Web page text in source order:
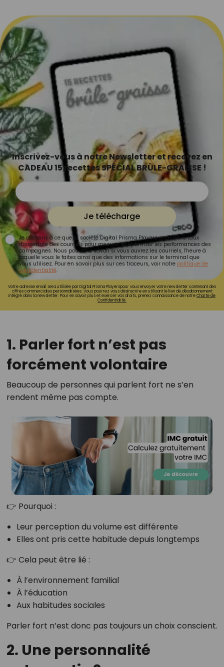
Inscrivez-vous à notre Newsletter et recevez en
CADEAU 15 recettes SPÉCIAL BRÛLE-GRAISSE !
Je télécharge
Je consens à ce que la société Digital Prisma Players analyse le taux
d'ouverture des courriels pour mesurer et optimiser les performances des
campagnes. Nous pourrons savoir si vous ouvrez les courriels, l'heure à
laquelle vous le faites ainsi que des informations sur le terminal que
vous utilisez. Pour en savoir plus sur ces traceurs, voir notre politique de
confidentialité.
Votre adresse email sera utilisée par Digital Prisma Playerspour vous envoyer votre newsletter contenant des
offres commerciales personnalisées. Vous pourrez vous désinscrire en utilisant le lien de désabonnement
intégré dans la newsletter. Pour en savoir plus et exercer vos droits, prenez connaissance de notreCharte de
Confidentialité.
1. Parler fort n’est pas
forcément volontaire
Beaucoup de personnes qui parlent fort ne s’en
rendent même pas compte.
👉 Pourquoi :
Leur perception du volume est différente
Elles ont pris cette habitude depuis longtemps
👉 Cela peut être lié :
À l’environnement familial
À l’éducation
Aux habitudes sociales
Parler fort n’est donc pas toujours un choix conscient.
2. Une personnalité